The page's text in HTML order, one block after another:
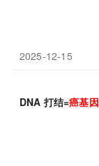
2025-12-15
DNA 打结=癌基因